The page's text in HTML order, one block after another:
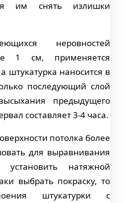
им снять излишки
неровностей
1 см, применяется
штукатурка наносится в
последующий слой
предыдущего
составляет 3-4 часа.
потолка более
для выравнивания
установить натяжной
выбрать покраску, то
штукатурки с